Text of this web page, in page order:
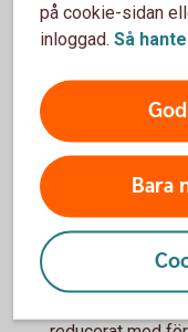
I produktbladen för
beskrivs avgiften
Strukturerade
(pdf)
Definitionen av
av nominellt
på cookie-sidan
inloggad. Så
Bara